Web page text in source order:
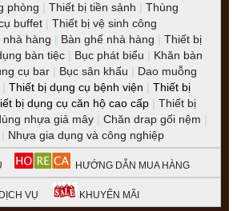
phòng | Thiết bị tiền sảnh | Thùng
buffet | Thiết bị vệ sinh công
nhà hàng | Bàn ghế nhà hàng | Thiết bị
bàn tiệc | Bục phát biểu | Khăn bàn
cụ bar | Bục sân khấu | Dao muỗng
| Thiết bị dụng cụ bệnh viện | Thiết bị
bị dụng cụ căn hộ cao cấp | Thiết bị
nhựa giả mây | Chăn drap gối nệm |
| Nhựa gia dụng và công nghiệp
HƯỚNG DẪN MUA HÀNG
DỊCH VỤ KHUYẾN MÃI